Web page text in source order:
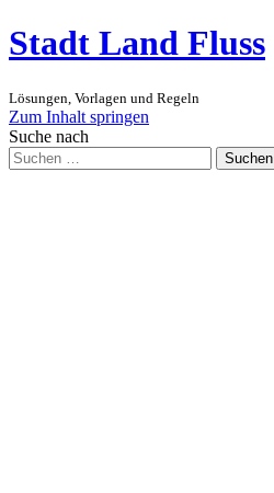
Stadt Land Fluss
Lösungen, Vorlagen und Regeln
Zum Inhalt springen
Suche nach
Suchen